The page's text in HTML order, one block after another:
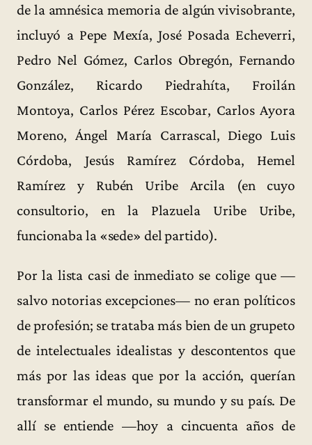
de la amnésica memoria de algún vivisobrante,
incluyó a Pepe Mexía, José Posada Echeverri,
Pedro Nel Gómez, Carlos Obregón, Fernando
González, Ricardo Piedrahíta, Froilán
Montoya, Carlos Pérez Escobar, Carlos Ayora
Moreno, Ángel María Carrascal, Diego Luis
Córdoba, Jesús Ramírez Córdoba, Hemel
Ramírez y Rubén Uribe Arcila (en cuyo
consultorio, en la Plazuela Uribe Uribe,
funcionaba la «sede» del partido).
Por la lista casi de inmediato se colige que —
salvo notorias excepciones— no eran políticos
de profesión; se trataba más bien de un grupeto
de intelectuales idealistas y descontentos que
más por las ideas que por la acción, querían
transformar el mundo, su mundo y su país. De
allí se entiende —hoy a cincuenta años de